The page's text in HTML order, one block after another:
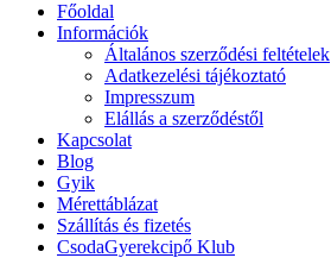
Főoldal
Információk
Általános szerződési feltételek
Adatkezelési tájékoztató
Impresszum
Elállás a szerződéstől
Kapcsolat
Blog
Gyik
Mérettáblázat
Szállítás és fizetés
CsodaGyerekcipő Klub